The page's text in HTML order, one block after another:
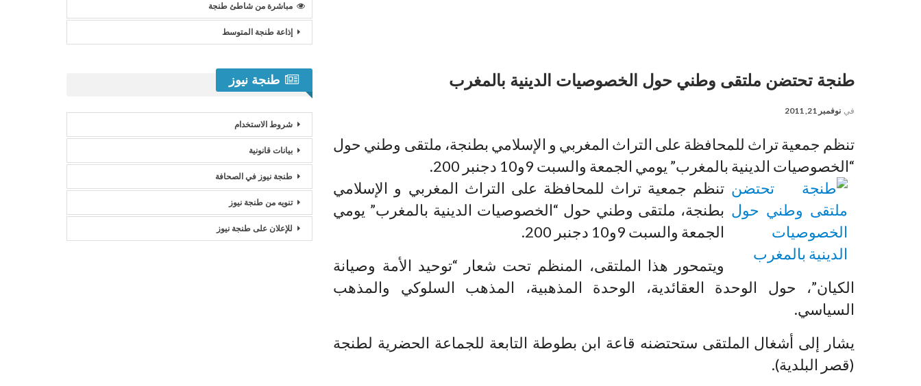
طنجة تحتضن ملتقى وطني حول الخصوصيات الدينية بالمغرب
في نوفمبر 21, 2011
تنظم جمعية تراث للمحافظة على التراث المغربي و الإسلامي بطنجة، ملتقى وطني حول
“الخصوصيات الدينية بالمغرب” يومي الجمعة والسبت 9و10 دجنبر 200.
تنظم جمعية تراث للمحافظة على التراث المغربي و الإسلامي
بطنجة، ملتقى وطني حول “الخصوصيات الدينية بالمغرب” يومي
الجمعة والسبت 9و10 دجنبر 200.
ويتمحور هذا الملتقى، المنظم تحت شعار “توحيد الأمة وصيانة
الكيان”، حول الوحدة العقائدية، الوحدة المذهبية، المذهب السلوكي والمذهب
السياسي.
يشار إلى أشغال الملتقى ستحتضنه قاعة ابن بطوطة التابعة للجماعة الحضرية لطنجة
(قصر البلدية).
مباشرة من شاطئ طنجة
إذاعة طنجة المتوسط
طنجة نيوز
شروط الاستخدام
بيانات قانونية
طنجة نيوز في الصحافة
تنويه من طنجة نيوز
للإعلان على طنجة نيوز